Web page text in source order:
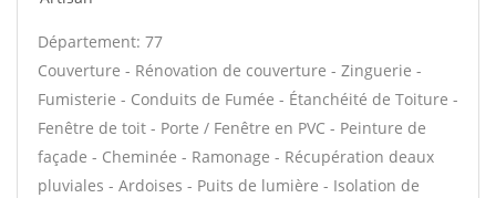
Département: 77
Couverture - Rénovation de couverture - Zinguerie -
Fumisterie - Conduits de Fumée - Étanchéité de Toiture -
Fenêtre de toit - Porte / Fenêtre en PVC - Peinture de
façade - Cheminée - Ramonage - Récupération deaux
pluviales - Ardoises - Puits de lumière - Isolation de